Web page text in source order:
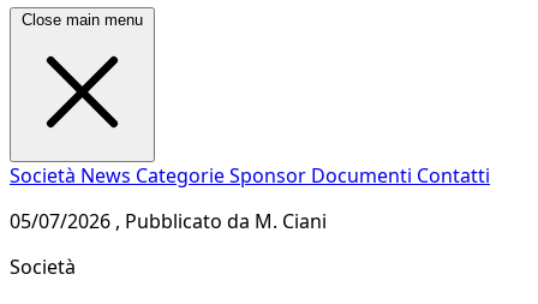
Close main menu
Società News CategorieSponsor Documenti Contatti
05/07/2026 , Pubblicato da M. Ciani
Società